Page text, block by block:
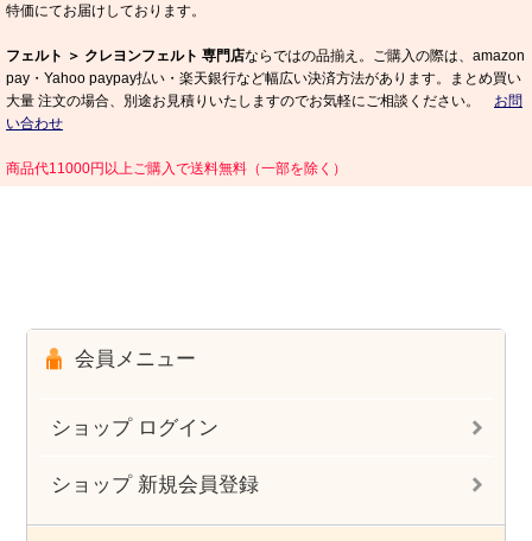
特価にてお届けしております。
フェルト ＞ クレヨンフェルト 専門店ならではの品揃え。ご購入の際は、amazon
pay・Yahoo paypay払い・楽天銀行など幅広い決済方法があります。まとめ買い
大量 注文の場合、別途お見積りいたしますのでお気軽にご相談ください。 お問
い合わせ
商品代11000円以上ご購入で送料無料（一部を除く）
会員メニュー
ショップ ログイン
ショップ 新規会員登録